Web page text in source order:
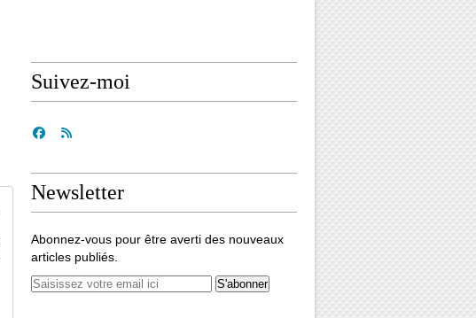
Suivez-moi
Newsletter
Abonnez-vous pour être averti des nouveaux
articles publiés.